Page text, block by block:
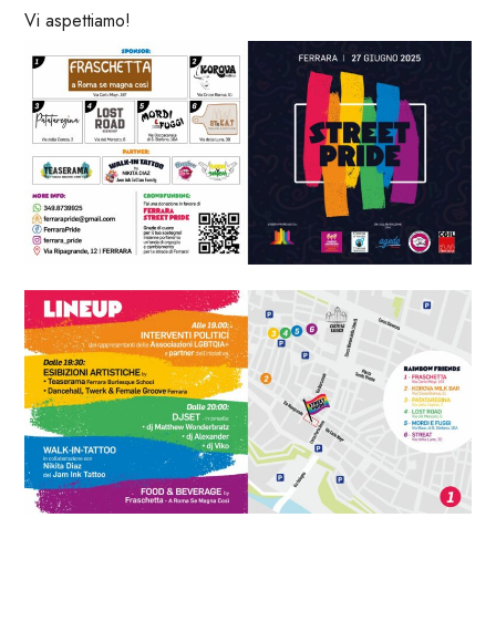
Vi aspettiamo!